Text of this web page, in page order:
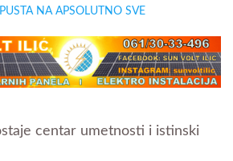
NA APSOLUTNO SVE
centar umetnosti i istinski